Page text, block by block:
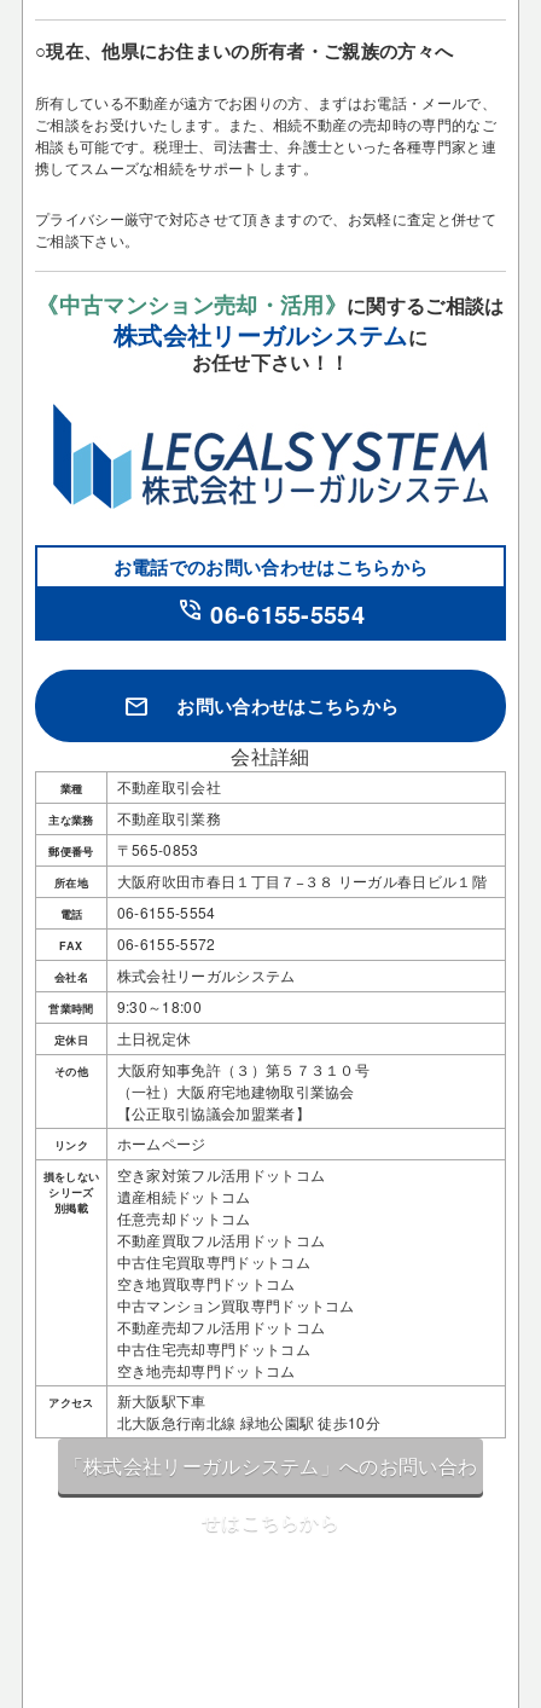
○現在、他県にお住まいの所有者・ご親族の方々へ
所有している不動産が遠方でお困りの方、まずはお電話・メールで、
ご相談をお受けいたします。
また、相続不動産の売却時の専門的なご
相談も可能です。税理士、司法書士、弁護士といった各種専門家と連
携してスムーズな相続をサポートします。
プライバシー厳守で対応させて頂きますので、お気軽に査定と併せて
ご相談下さい。
《中古マンション売却・活用》 に関するご相談は
株式会社リーガルシステムに
お任せ下さい！！
お電話でのお問い合わせはこちらから
phone_in_talk 06-6155-5554
mail お問い合わせはこちらから
会社詳細
業種 不動産取引会社
主な業務 不動産取引業務
郵便番号 〒565-0853
所在地 大阪府吹田市春日１丁目７−３８ リーガル春日ビル１階
電話 06-6155-5554
FAX 06-6155-5572
会社名 株式会社リーガルシステム
営業時間 9:30～18:00
定休日 土日祝定休
その他
大阪府知事免許（３）第５７３１０号
（一社）大阪府宅地建物取引業協会
【公正取引協議会加盟業者】
リンク ホームページ
損をしない
シリーズ
別掲載
空き家対策フル活用ドットコム
遺産相続ドットコム
任意売却ドットコム
不動産買取フル活用ドットコム
中古住宅買取専門ドットコム
空き地買取専門ドットコム
中古マンション買取専門ドットコム
不動産売却フル活用ドットコム
中古住宅売却専門ドットコム
空き地売却専門ドットコム
アクセス
新大阪駅下車
北大阪急行南北線 緑地公園駅 徒歩10分
「株式会社リーガルシステム」へのお問い合わ
せはこちらから